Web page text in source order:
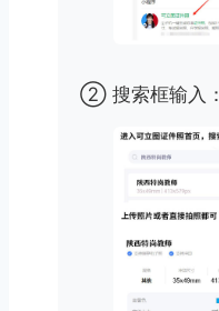
② 搜索框输入：